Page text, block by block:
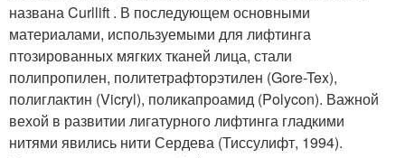
названа Curllift . В последующем основными
материалами, используемыми для лифтинга
птозированных мягких тканей лица, стали
полипропилен, политетрафторэтилен (Gore-Tex),
полиглактин (Vicryl), поликапроамид (Polycon). Важной
вехой в развитии лигатурного лифтинга гладкими
нитями явились нити Сердева (Тиссулифт, 1994).